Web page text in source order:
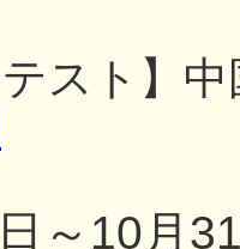
テスト】
～10月